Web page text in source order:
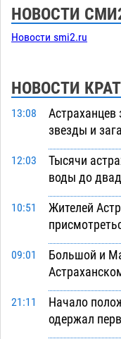
НОВОСТИ
Новости smi2.ru
НОВОСТИ
13:08
звезды и
12:03
Тысячи
воды до
10:51
Жителей
09:01
Большой и
21:11
Начало
одержал